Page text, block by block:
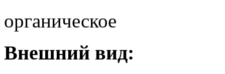
органическое
Внешний вид: